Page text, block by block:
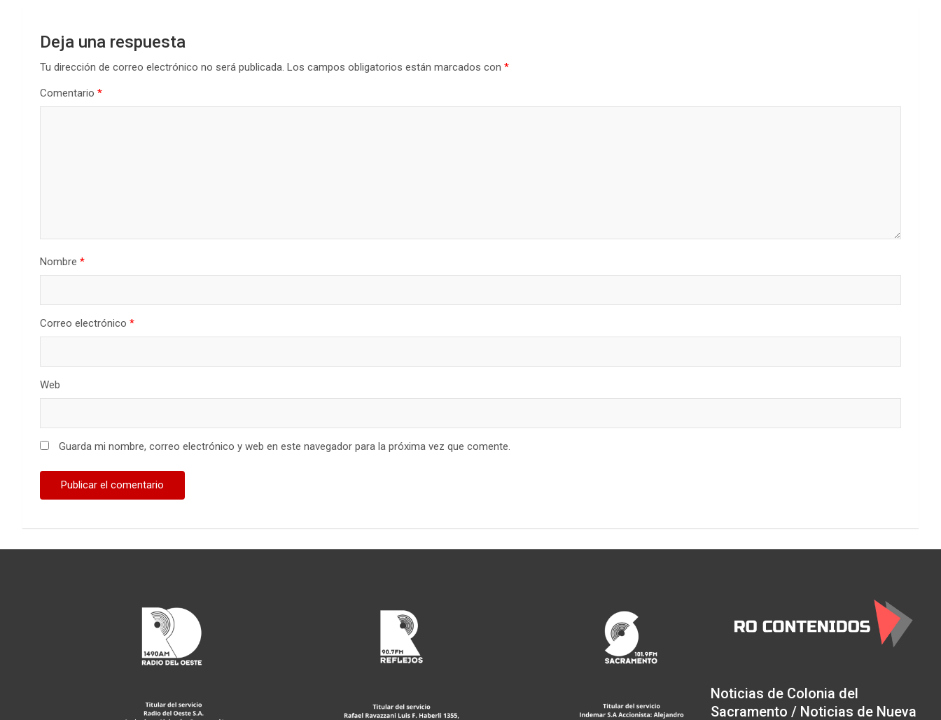
Deja una respuesta
Tu dirección de correo electrónico no será publicada. Los campos obligatorios están marcados con *
Comentario *
Nombre *
Correo electrónico *
Web
Guarda mi nombre, correo electrónico y web en este navegador para la próxima vez que comente.
Noticias de Colonia del
Sacramento / Noticias de Nueva